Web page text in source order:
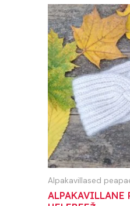
Alpakavillased
ALPAKAVILLANE